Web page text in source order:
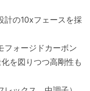
んなシーンで活
計の10xフェースを採
フォージドカーボン
を図りつつ高剛性も